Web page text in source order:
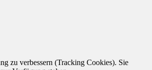
zu verbessern (Tracking Cookies). Sie